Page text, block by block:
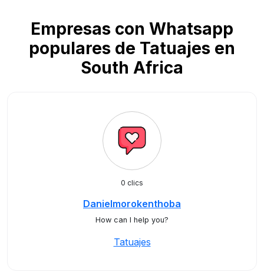
Empresas con Whatsapp
populares de Tatuajes en
South Africa
0 clics
Danielmorokenthoba
How can I help you?
Tatuajes